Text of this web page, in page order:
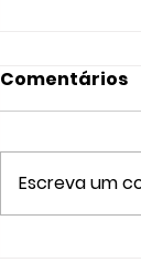
Comentários
Escreva um